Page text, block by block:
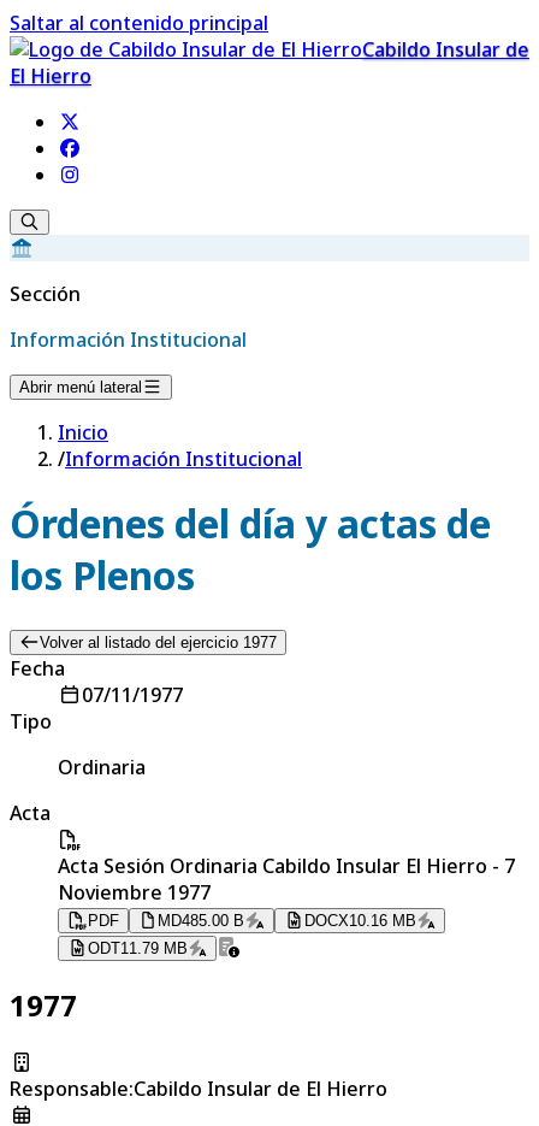
Saltar al contenido principal
Cabildo Insular de
El Hierro
Sección
Información Institucional
Abrir menú lateral
Inicio
/Información Institucional
Órdenes del día y actas de
los Plenos
Volver al listado del ejercicio 1977
Fecha
07/11/1977
Tipo
Ordinaria
Acta
Acta Sesión Ordinaria Cabildo Insular El Hierro - 7
Noviembre 1977
PDF MD485.00 B DOCX10.16 MB
ODT11.79 MB
1977
Responsable:Cabildo Insular de El Hierro